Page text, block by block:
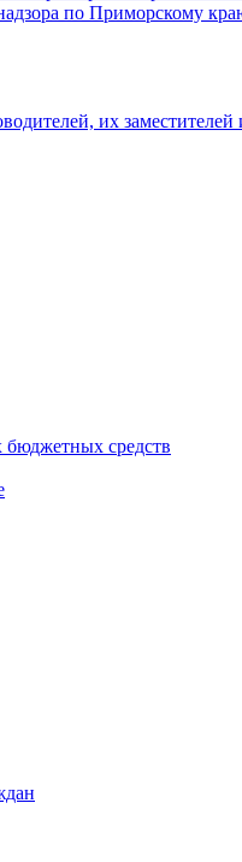
по Приморскому
их
средств